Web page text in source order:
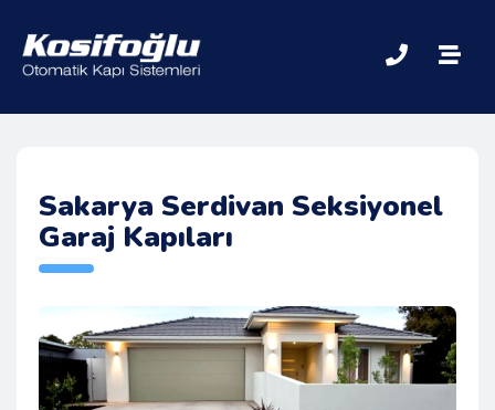
Sakarya Serdivan Seksiyonel
Garaj Kapıları